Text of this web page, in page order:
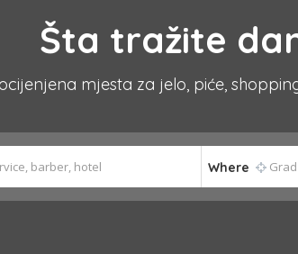
Šta tražite
mjesta za jelo, piće,
Where